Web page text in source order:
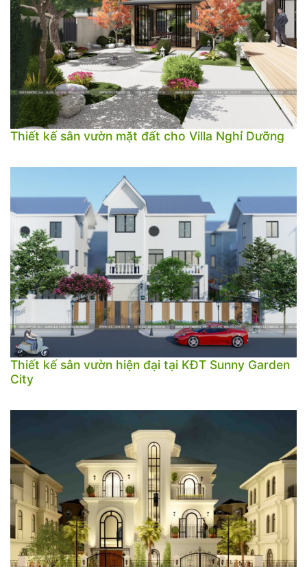
Thiết kế sân vườn mặt đất cho Villa Nghỉ Dưỡng
Thiết kế sân vườn hiện đại tại KĐT Sunny Garden
City